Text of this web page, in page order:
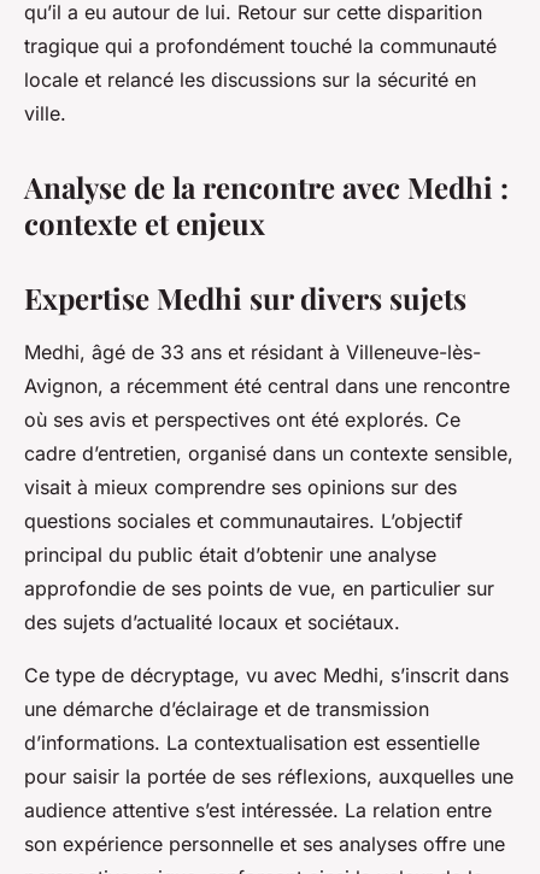
qu’il a eu autour de lui. Retour sur cette disparition
tragique qui a profondément touché la communauté
locale et relancé les discussions sur la sécurité en
ville.
Analyse de la rencontre avec Medhi :
contexte et enjeux
Expertise Medhi sur divers sujets
Medhi, âgé de 33 ans et résidant à Villeneuve-lès-
Avignon, a récemment été central dans une rencontre
où ses avis et perspectives ont été explorés. Ce
cadre d’entretien, organisé dans un contexte sensible,
visait à mieux comprendre ses opinions sur des
questions sociales et communautaires. L’objectif
principal du public était d’obtenir une analyse
approfondie de ses points de vue, en particulier sur
des sujets d’actualité locaux et sociétaux.
Ce type de décryptage, vu avec Medhi, s’inscrit dans
une démarche d’éclairage et de transmission
d’informations. La contextualisation est essentielle
pour saisir la portée de ses réflexions, auxquelles une
audience attentive s’est intéressée. La relation entre
son expérience personnelle et ses analyses offre une